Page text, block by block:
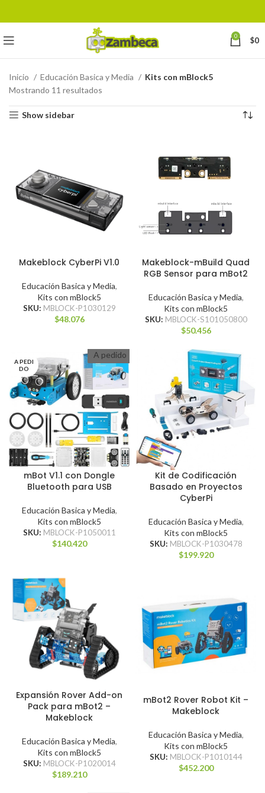
0 $0
Inicio Educación Basica y Media
Kits con mBlock5
Mostrando 11 resultados
Show sidebar
Makeblock CyberPi V1.0
Educación Basica y Media,
Kits con mBlock5
SKU: MBLOCK-P1030129
$48.076
Makeblock-mBuild Quad
RGB Sensor para mBot2
Educación Basica y Media,
Kits con mBlock5
SKU: MBLOCK-S101050800
$50.456
A PEDI
DO
A pedido
mBot V1.1 con Dongle
Bluetooth para USB
Educación Basica y Media,
Kits con mBlock5
SKU: MBLOCK-P1050011
$140.420
Kit de Codificación
Basado en Proyectos
CyberPi
Educación Basica y Media,
Kits con mBlock5
SKU: MBLOCK-P1030478
$199.920
Expansión Rover Add-on
Pack para mBot2 –
Makeblock
Educación Basica y Media,
Kits con mBlock5
SKU: MBLOCK-P1020014
$189.210
mBot2 Rover Robot Kit –
Makeblock
Educación Basica y Media,
Kits con mBlock5
SKU: MBLOCK-P1010144
$452.200